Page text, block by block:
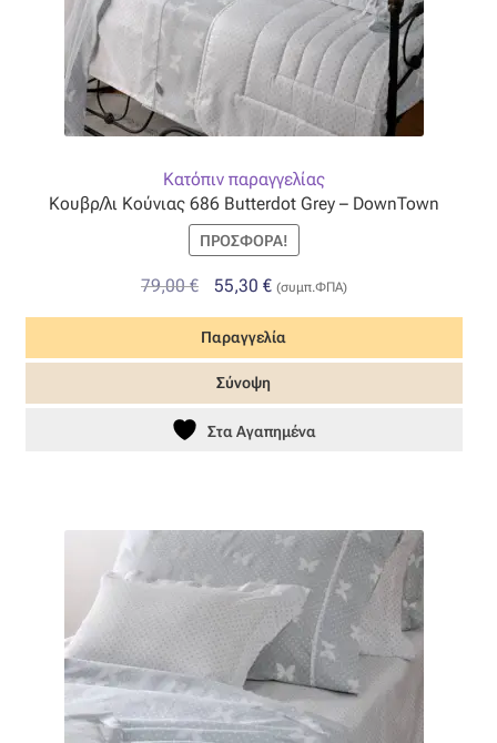
Κατόπιν παραγγελίας
Κουβρ/λι Κούνιας 686 Butterdot Grey – DownTown
ΠΡΟΣΦΟΡΆ!
79,00€
Original
price
was:
79,00 €.
55,30 €Η
τρέχουσα
τιμή
είναι:
(συμπ.ΦΠΑ)
Παραγγελία
Σύνοψη
Στα Αγαπημένα